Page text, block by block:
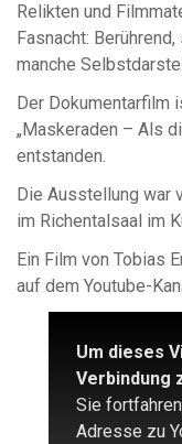
Relikten und
Fasnacht:
manche
Der Dokumentarfilm
„Maskeraden – Als
entstanden.
Die Ausstellung war
im Richentalsaal im
Ein Film von Tobias
auf dem Youtube-
Um dieses
Verbindung
Sie
Adresse zu